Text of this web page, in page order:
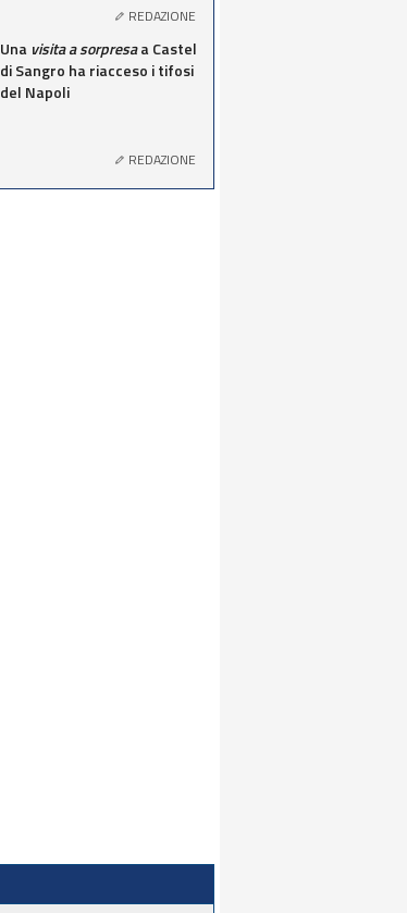
REDAZIONE
Una visita a sorpresaa Castel
di Sangro ha riacceso i tifosi
del Napoli
REDAZIONE